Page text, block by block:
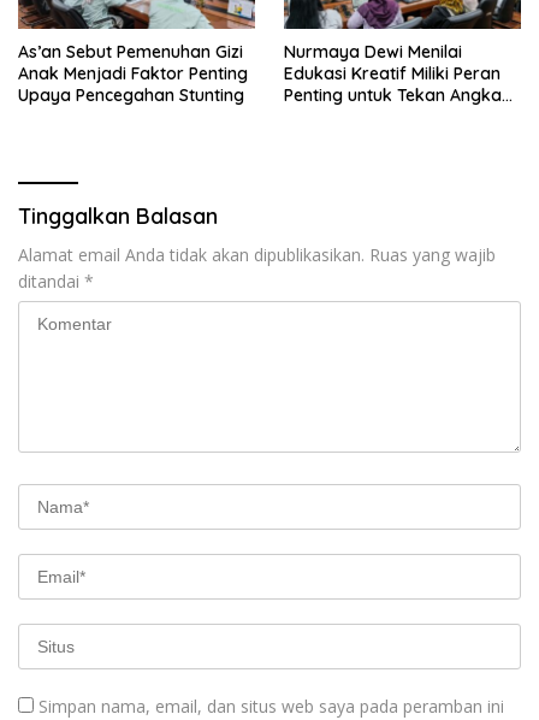
As’an Sebut Pemenuhan Gizi
Anak Menjadi Faktor Penting
Upaya Pencegahan Stunting
Nurmaya Dewi Menilai
Edukasi Kreatif Miliki Peran
Penting untuk Tekan Angka
Tinggalkan Balasan
Alamat email Anda tidak akan dipublikasikan. Ruas yang wajib
ditandai *
Simpan nama, email, dan situs web saya pada peramban ini